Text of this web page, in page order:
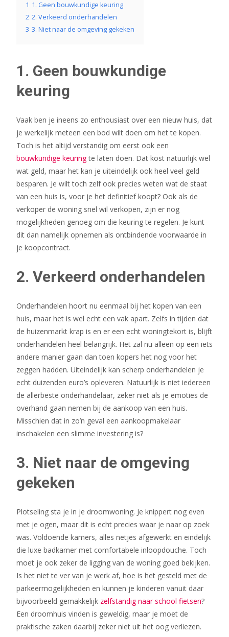
1 1. Geen bouwkundige keuring
2 2. Verkeerd onderhandelen
3 3. Niet naar de omgeving gekeken
1. Geen bouwkundige
keuring
Vaak ben je ineens zo enthousiast over een nieuw huis, dat
je werkelijk meteen een bod wilt doen om het te kopen.
Toch is het altijd verstandig om eerst ook een
bouwkundige keuringte laten doen. Dat kost natuurlijk wel
wat geld, maar het kan je uiteindelijk ook heel veel geld
besparen. Je wilt toch zelf ook precies weten wat de staat
van een huis is, voor je het definitief koopt? Ook als de
verkoper de woning snel wil verkopen, zijn er nog
mogelijkheden genoeg om die keuring te regelen. Je kunt
dit dan namelijk opnemen als ontbindende voorwaarde in
je koopcontract.
2. Verkeerd onderhandelen
Onderhandelen hoort nu eenmaal bij het kopen van een
huis, maar het is wel echt een vak apart. Zelfs in tijden dat
de huizenmarkt krap is en er een echt woningtekort is, blijft
onderhandelen heel belangrijk. Het zal nu alleen op een iets
andere manier gaan dan toen kopers het nog voor het
zeggen hadden. Uiteindelijk kan scherp onderhandelen je
echt duizenden euro’s opleveren. Natuurlijk is niet iedereen
de allerbeste onderhandelaar, zeker niet als je emoties de
overhand gaan nemen bij de aankoop van een huis.
Misschien dat in zo’n geval een aankoopmakelaar
inschakelen een slimme investering is?
3. Niet naar de omgeving
gekeken
Plotseling sta je in je droomwoning. Je knippert nog even
met je ogen, maar dit is echt precies waar je naar op zoek
was. Voldoende kamers, alles netjes afgewerkt en eindelijk
die luxe badkamer met comfortabele inloopdouche. Toch
moet je ook zeker de ligging van de woning goed bekijken.
Is het niet te ver van je werk af, hoe is het gesteld met de
parkeermogelijkheden en kunnen je kinderen vanuit daar
bijvoorbeeld gemakkelijk zelfstandig naar school fietsen?
Een droomhuis vinden is geweldig, maar je moet de
praktische zaken daarbij zeker niet uit het oog verliezen.